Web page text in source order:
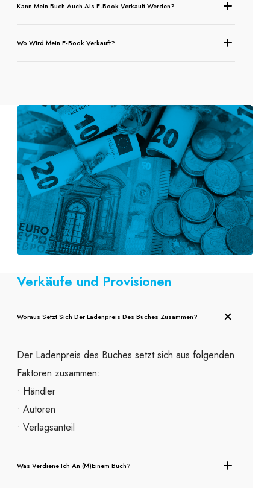
Kann Mein Buch Auch Als E-Book Verkauft Werden?
Wo Wird Mein E-Book Verkauft?
Verkäufe und Provisionen
Woraus Setzt Sich Der Ladenpreis Des Buches Zusammen?
Der Ladenpreis des Buches setzt sich aus folgenden
Faktoren zusammen:
• Händler
• Autoren
• Verlagsanteil
Was Verdiene Ich An (m)einem Buch?